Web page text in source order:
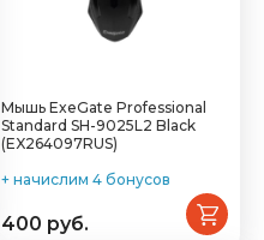
Мышь ExeGate Professional
Standard SH-9025L2 Black
(EX264097RUS)
+ начислим 4 бонусов
400 руб.